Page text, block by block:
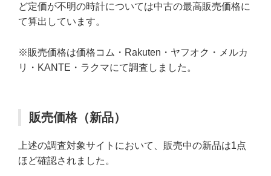
ど定価が不明の時計については中古の最高販売価格に
て算出しています。
※販売価格は価格コム・Rakuten・ヤフオク・メルカ
リ・KANTE・ラクマにて調査しました。
販売価格（新品）
上述の調査対象サイトにおいて、販売中の新品は1点
ほど確認されました。